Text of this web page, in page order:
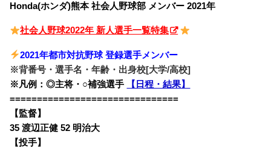
Honda(ホンダ)熊本 社会人野球部 メンバー 2021年
社会人野球2022年 新人選手一覧特集
2021年都市対抗野球 登録選手メンバー
※背番号・選手名・年齢・出身校[大学/高校]
※凡例：◎主将・○補強選手
【日程・結果】
===============================
【監督】
35 渡辺正健 52 明治大
【投手】